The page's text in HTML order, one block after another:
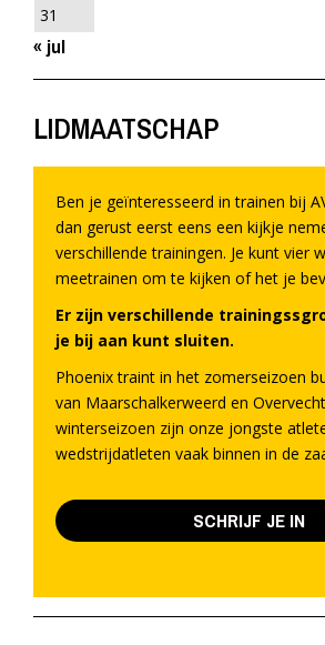
31
« jul
LIDMAATSCHAP
Ben je geïnteresseerd in trainen bij
dan gerust eerst eens een kijkje
verschillende trainingen. Je kunt vier
meetrainen om te kijken of het je
Er zijn verschillende
je bij aan kunt sluiten.
Phoenix traint in het zomerseizoen
van Maarschalkerweerd en
winterseizoen zijn onze jongste
wedstrijdatleten vaak binnen in de
SCHRIJF JE IN